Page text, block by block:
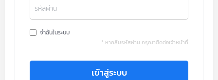
รหัสผ่าน
จำฉันในระบบ
* หากลืมรหัสผ่าน กรุณาติดต่อเจ้าหน้าที่
เข้าสู่ระบบ